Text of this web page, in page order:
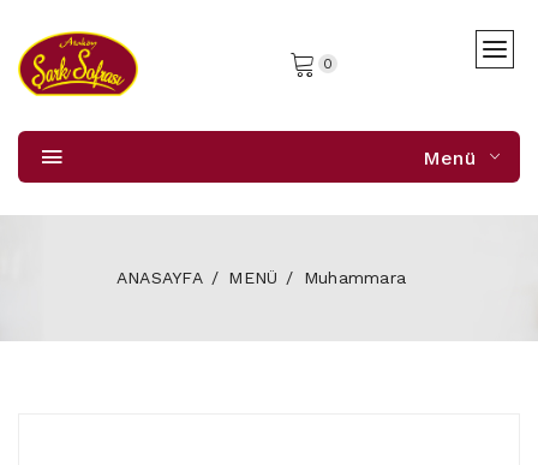
0
Menü
ANASAYFA MENÜ Muhammara